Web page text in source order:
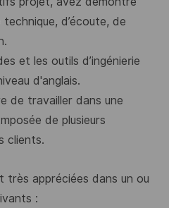
d’écoute, de
et les outils d’ingénierie
d'anglais.
de travailler dans une
de plusieurs
clients.
très appréciées dans un ou
: